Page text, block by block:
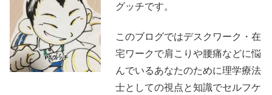
グッチです。
このブログではデスクワーク・在
宅ワークで肩こりや腰痛などに悩
んでいるあなたのために理学療法
士としての視点と知識でセルフケ